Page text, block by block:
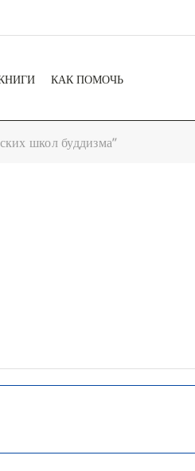
КАК ПОМОЧЬ
школ буддизма”